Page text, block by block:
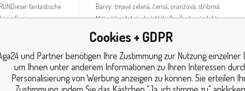
fantastische
Ergänzung zu
Barvy: tmavě zelená, černá, oranžová, stříbrná.
Materiál: odolný plast. Věk: 3+. Zvukové efekty: ano
(výstřel a hluk). Napájení: 3x baterie LR44 (do pistole,
součástí balení). Počet dílků: 1 ks: Rozměry balení: 10
ks: Rozměry: 66 x 38,5 x 5 cm.
vier Tage
16.40EUR
Cookies + GDPR
und Partner benötigen Ihre Zustimmung zur Nutzung einzelner
um Ihnen unter anderem Informationen zu Ihren Interessen
Personalisierung von Werbung anzeigen zu können. Sie erteilen